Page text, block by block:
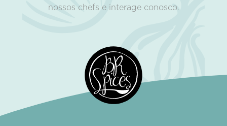
nossos chefs e interage conosco.